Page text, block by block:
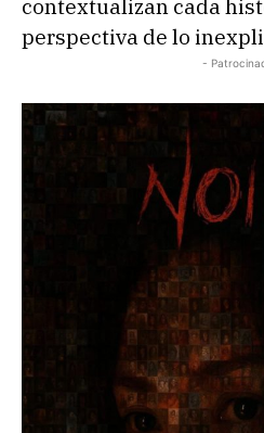
contextualizan cada
perspectiva de lo
-